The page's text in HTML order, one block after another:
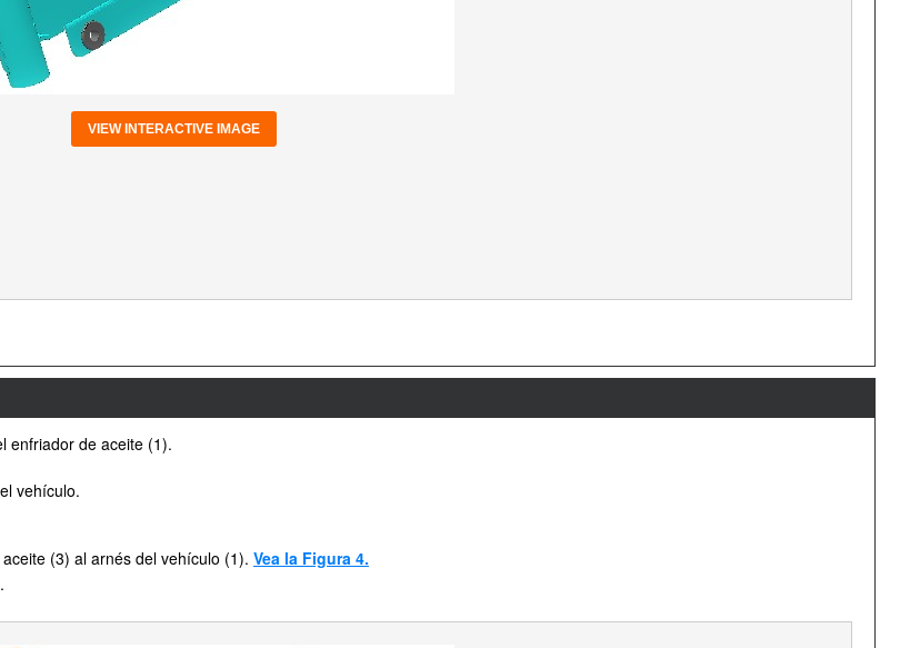
VIEW INTERACTIVE IMAGE
enfriador de aceite (1).
vehículo.
(3) al arnés del vehículo (1). Vea la Figura 4.